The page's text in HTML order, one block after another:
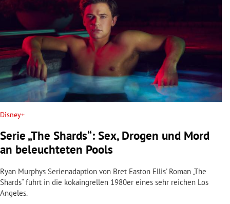
Untermenü
Untermenü
Untermenü
Untermenü
Untermenü
Untermenü
Disney+
Serie „The Shards“: Sex, Drogen und Mord
an beleuchteten Pools
Ryan Murphys Serienadaption von Bret Easton Ellis' Roman „The
Shards“ führt in die kokaingrellen 1980er eines sehr reichen Los
Angeles.